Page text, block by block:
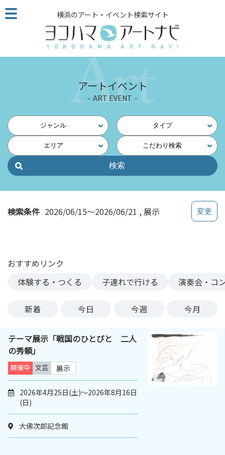
こ
の
ジ
読
他
ペ
の
横浜のアート・イベント検索サイト
アートイベント
ART EVENT
ジャンル タイプ
エリア こだわり検索
検索条件 2026/06/15～2026/06/21 展示
おすすめリンク
体験する・つくる
子連れで行ける 演奏会・コ
新着 今日 今週 今月
テーマ展示「戦国のひとびと 二人
の秀頼」
開催中 文芸 展示
2026年4月25日(土)～2026年8月16日
(日)
大佛次郎記念館